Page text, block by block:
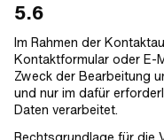
5.6
Im Rahmen der
Kontaktformular oder E-
Zweck der Bearbeitung
und nur im dafür
Daten verarbeitet.